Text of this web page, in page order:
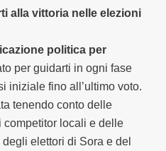
alla vittoria nelle elezioni
politica per
per guidarti in ogni fase
iniziale fino all’ultimo voto.
tenendo conto delle
competitor locali e delle
elettori di Sora e del